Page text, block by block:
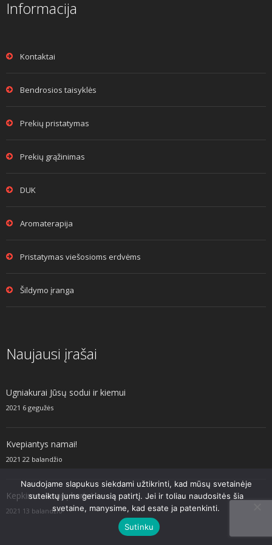
Informacija
Kontaktai
Bendrosios taisyklės
Prekių pristatymas
Prekių grąžinimas
DUK
Aromaterapija
Pristatymas viešosioms erdvėms
Šildymo įranga
Naujausi įrašai
Ugniakurai Jūsų sodui ir kiemui
2021 6 gegužės
Kvepiantys namai!
2021 22 balandžio
Kepkime vasarą kartu!
2021 13 balandžio
Naudojame slapukus siekdami užtikrinti, kad mūsų svetainėje
suteiktų jums geriausią patirtį. Jei ir toliau naudositės šia
svetaine, manysime, kad esate ja patenkinti.
Sutinku